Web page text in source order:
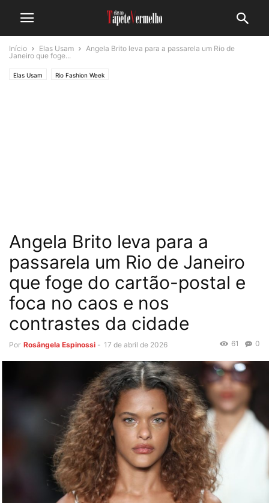
Início Elas Usam
Angela Brito leva para a passarela um Rio de
Janeiro que foge...
Elas Usam Rio Fashion Week
Angela Brito leva para a
passarela um Rio de Janeiro
que foge do cartão-postal e
foca no caos e nos
contrastes da cidade
Por Rosângela Espinossi - 17 de abril de 2026 0
61